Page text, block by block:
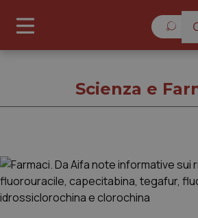
Cronache
Scienza e